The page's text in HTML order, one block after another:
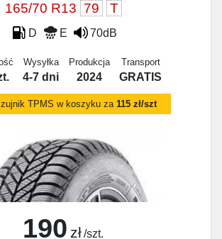
165/70 R13 79 T
D E 70dB
Wysyłka
4-7 dni
Produkcja
2024
Transport
GRATIS
TPMS w koszyku za115 zł/szt
190 zł /szt.